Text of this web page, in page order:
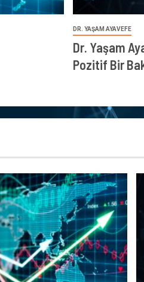
DR. YAŞAM AYAVEFE
Dr. Yaşam
Pozitif Bir